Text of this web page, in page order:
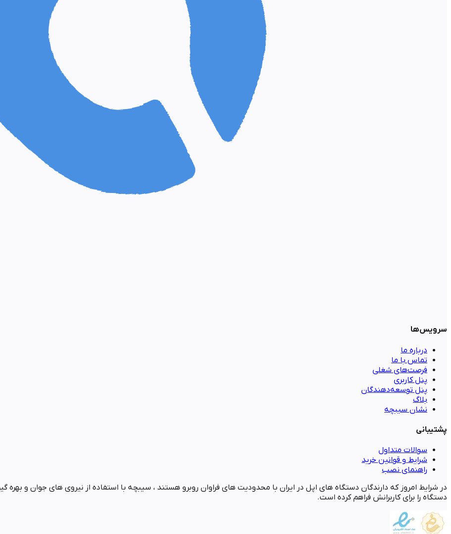
سرویس‌ها
درباره ما
تماس با ما
فرصت‌های شغلی
پنل کاربری
پنل توسعه‌دهندگان
بلاگ
نشان سیبچه
پشتیبانی
سوالات متداول
شرایط و قوانین خرید
راهنمای نصب
در شرایط امروز که دارندگان دستگاه های اپل در ایران با محدودیت های فراوان روبرو هستند ، سیبچه با استفاده از نیروی های جوان و بهره
دستگاه را برای کاربرانش فراهم کرده است.